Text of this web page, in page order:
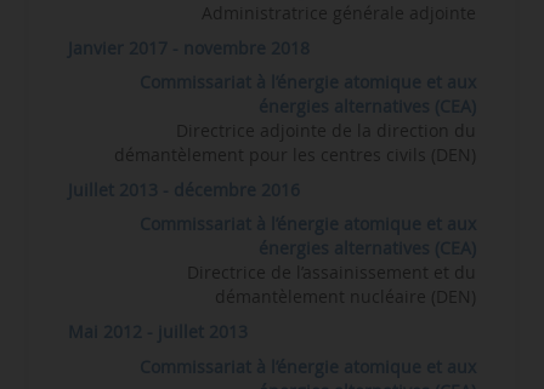
Administratrice générale adjointe
Directrice adjointe de la direction du
démantèlement pour les centres civils (DEN)
Directrice de l’assainissement et du
démantèlement nucléaire (DEN)